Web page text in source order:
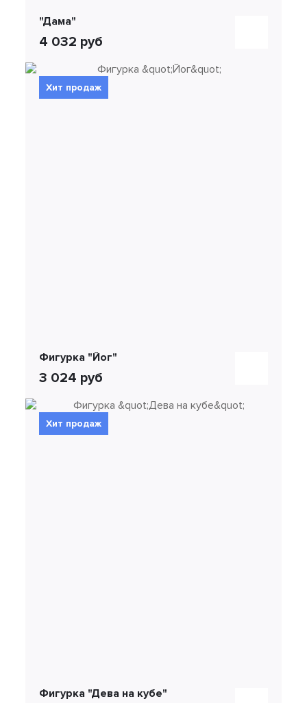
"Дама"
4 032 руб
Хит продаж
Фигурка "Йог"
3 024 руб
Хит продаж
Фигурка "Дева на кубе"